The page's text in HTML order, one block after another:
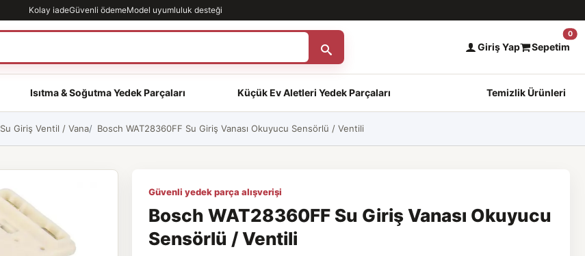
Kolay iadeGüvenli ödemeModel uyumluluk desteği
Giriş Yap Sepetim
0
Isıtma & Soğutma Yedek Parçaları Küçük Ev Aletleri Yedek Parçaları Temizlik Ürünleri
Su Giriş Ventil / Vana Bosch WAT28360FF Su Giriş Vanası Okuyucu Sensörlü / Ventili
Güvenli yedek parça alışverişi
Bosch WAT28360FF Su Giriş Vanası Okuyucu
Sensörlü / Ventili